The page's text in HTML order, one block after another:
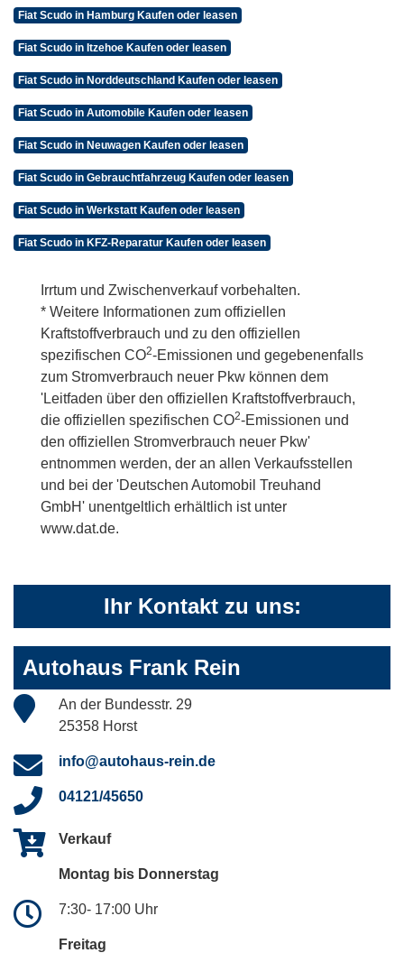
Fiat Scudo in Hamburg Kaufen oder leasen
Fiat Scudo in Itzehoe Kaufen oder leasen
Fiat Scudo in Norddeutschland Kaufen oder leasen
Fiat Scudo in Automobile Kaufen oder leasen
Fiat Scudo in Neuwagen Kaufen oder leasen
Fiat Scudo in Gebrauchtfahrzeug Kaufen oder leasen
Fiat Scudo in Werkstatt Kaufen oder leasen
Fiat Scudo in KFZ-Reparatur Kaufen oder leasen
Irrtum und Zwischenverkauf vorbehalten.
* Weitere Informationen zum offiziellen
Kraftstoffverbrauch und zu den offiziellen
spezifischen CO2-Emissionen und gegebenenfalls
zum Stromverbrauch neuer Pkw können dem
'Leitfaden über den offiziellen Kraftstoffverbrauch,
die offiziellen spezifischen CO2-Emissionen und
den offiziellen Stromverbrauch neuer Pkw'
entnommen werden, der an allen Verkaufsstellen
und bei der 'Deutschen Automobil Treuhand
GmbH' unentgeltlich erhältlich ist unter
www.dat.de.
Ihr Kontakt zu uns:
Autohaus Frank Rein
An der Bundesstr. 29
25358 Horst
info@autohaus-rein.de
04121/45650
Verkauf
Montag bis Donnerstag
7:30- 17:00 Uhr
Freitag